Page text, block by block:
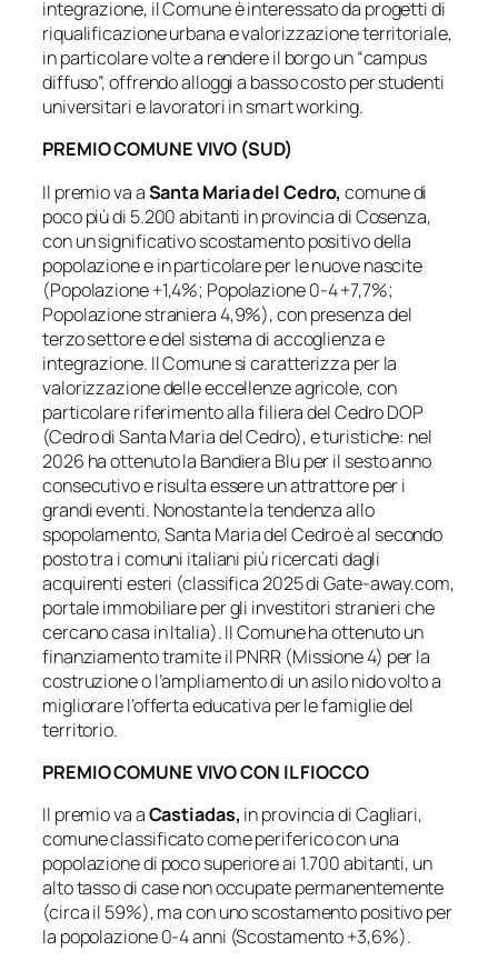
integrazione, il Comune è interessato da progetti di
riqualificazione urbana e valorizzazione territoriale,
in particolare volte a rendere il borgo un “campus
diffuso”, offrendo alloggi a basso costo per studenti
universitari e lavoratori in smart working.
PREMIO COMUNE VIVO (SUD)
Il premio va aSanta Maria del Cedro, comune di
poco più di 5.200 abitanti in provincia di Cosenza,
con un significativo scostamento positivo della
popolazione e in particolare per le nuove nascite
(Popolazione +1,4%; Popolazione 0-4 +7,7%;
Popolazione straniera 4,9%), con presenza del
terzo settore e del sistema di accoglienza e
integrazione. Il Comune si caratterizza per la
valorizzazione delle eccellenze agricole, con
particolare riferimento alla filiera del Cedro DOP
(Cedro di Santa Maria del Cedro), e turistiche: nel
2026 ha ottenuto la Bandiera Blu per il sesto anno
consecutivo e risulta essere un attrattore per i
grandi eventi. Nonostante la tendenza allo
spopolamento, Santa Maria del Cedro è al secondo
posto tra i comuni italiani più ricercati dagli
acquirenti esteri (classifica 2025 di Gate-away.com,
portale immobiliare per gli investitori stranieri che
cercano casa in Italia). Il Comune ha ottenuto un
finanziamento tramite il PNRR (Missione 4) per la
costruzione o l’ampliamento di un asilo nido volto a
migliorare l’offerta educativa per le famiglie del
territorio.
PREMIO COMUNE VIVO CON IL FIOCCO
Il premio va aCastiadas, in provincia di Cagliari,
comune classificato come periferico con una
popolazione di poco superiore ai 1.700 abitanti, un
alto tasso di case non occupate permanentemente
(circa il 59%), ma con uno scostamento positivo per
la popolazione 0-4 anni (Scostamento +3,6%).